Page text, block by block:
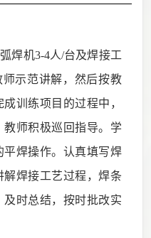
焊机3-4人/台及焊接工
示范讲解，然后按教
训练项目的过程中，
师积极巡回指导。学
平焊操作。认真填写焊
焊接工艺过程，焊条
时总结，按时批改实